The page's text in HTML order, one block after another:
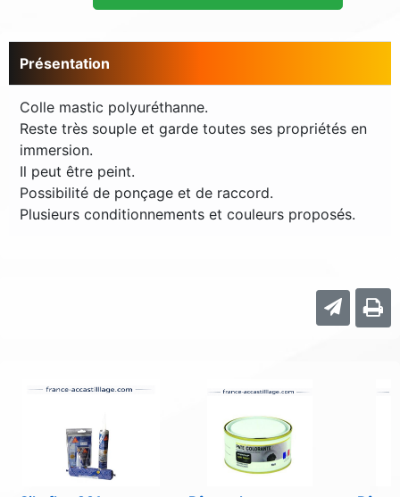
Présentation
Colle mastic polyuréthanne.
Reste très souple et garde toutes ses propriétés en
immersion.
Il peut être peint.
Possibilité de ponçage et de raccord.
Plusieurs conditionnements et couleurs proposés.